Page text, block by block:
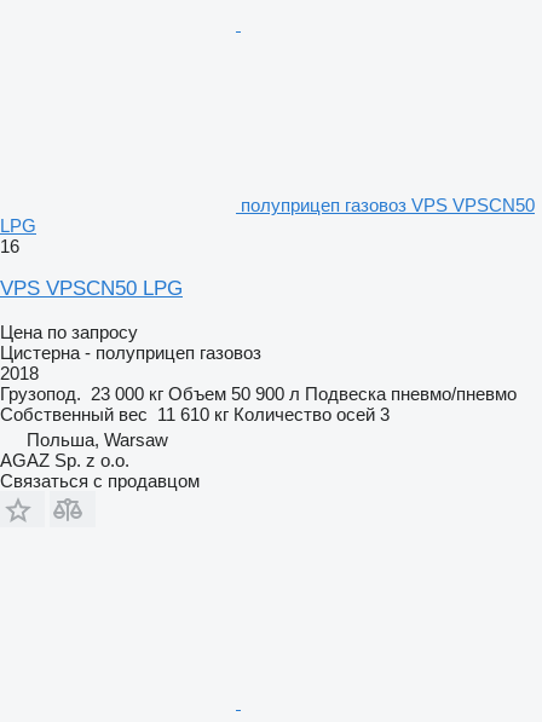
полуприцеп газовоз VPS VPSCN50
LPG
16
VPS VPSCN50 LPG
Цена по запросу
Цистерна - полуприцеп газовоз
2018
Грузопод. 23 000 кг Объем 50 900 л Подвеска пневмо/пневмо
Собственный вес 11 610 кг Количество осей 3
Польша, Warsaw
AGAZ Sp. z o.o.
Связаться с продавцом